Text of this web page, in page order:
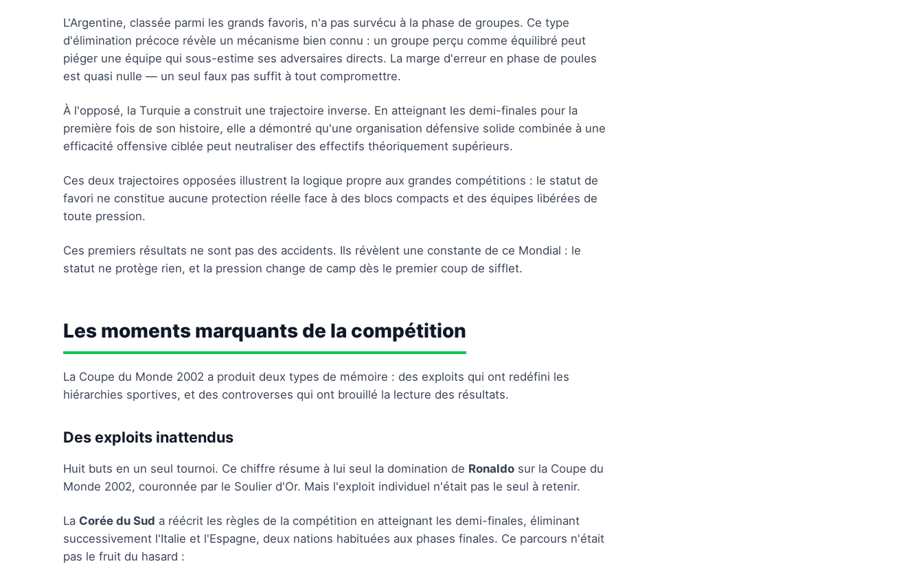
L'Argentine, classée parmi les grands favoris, n'a pas survécu à la phase de groupes. Ce type
d'élimination précoce révèle un mécanisme bien connu : un groupe perçu comme équilibré peut
piéger une équipe qui sous-estime ses adversaires directs. La marge d'erreur en phase de poules
est quasi nulle — un seul faux pas suffit à tout compromettre.
À l'opposé, la Turquie a construit une trajectoire inverse. En atteignant les demi-finales pour la
première fois de son histoire, elle a démontré qu'une organisation défensive solide combinée à une
efficacité offensive ciblée peut neutraliser des effectifs théoriquement supérieurs.
Ces deux trajectoires opposées illustrent la logique propre aux grandes compétitions : le statut de
favori ne constitue aucune protection réelle face à des blocs compacts et des équipes libérées de
toute pression.
Ces premiers résultats ne sont pas des accidents. Ils révèlent une constante de ce Mondial : le
statut ne protège rien, et la pression change de camp dès le premier coup de sifflet.
Les moments marquants de la compétition
La Coupe du Monde 2002 a produit deux types de mémoire : des exploits qui ont redéfini les
hiérarchies sportives, et des controverses qui ont brouillé la lecture des résultats.
Des exploits inattendus
Huit buts en un seul tournoi. Ce chiffre résume à lui seul la domination de Ronaldo sur la Coupe du
Monde 2002, couronnée par le Soulier d'Or. Mais l'exploit individuel n'était pas le seul à retenir.
La Corée du Sud a réécrit les règles de la compétition en atteignant les demi-finales, éliminant
successivement l'Italie et l'Espagne, deux nations habituées aux phases finales. Ce parcours n'était
pas le fruit du hasard :